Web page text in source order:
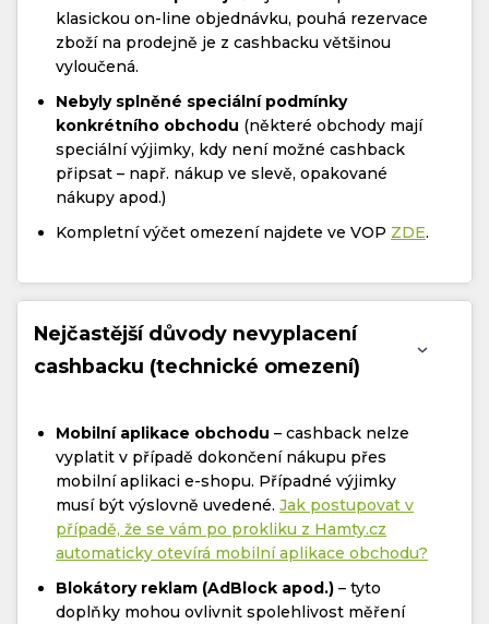
klasickou on-line objednávku, pouhá rezervace
zboží na prodejně je z cashbacku většinou
vyloučená.
Nebyly splněné speciální podmínky
konkrétního obchodu (některé obchody mají
speciální výjimky, kdy není možné cashback
připsat – např. nákup ve slevě, opakované
nákupy apod.)
Kompletní výčet omezení najdete ve VOP ZDE.
Nejčastější důvody nevyplacení
cashbacku (technické omezení)
Mobilní aplikace obchodu – cashback nelze
vyplatit v případě dokončení nákupu přes
mobilní aplikaci e-shopu. Případné výjimky
musí být výslovně uvedené. Jak postupovat v
případě, že se vám po prokliku z Hamty.cz
automaticky otevírá mobilní aplikace obchodu?
Blokátory reklam (AdBlock apod.) – tyto
doplňky mohou ovlivnit spolehlivost měření